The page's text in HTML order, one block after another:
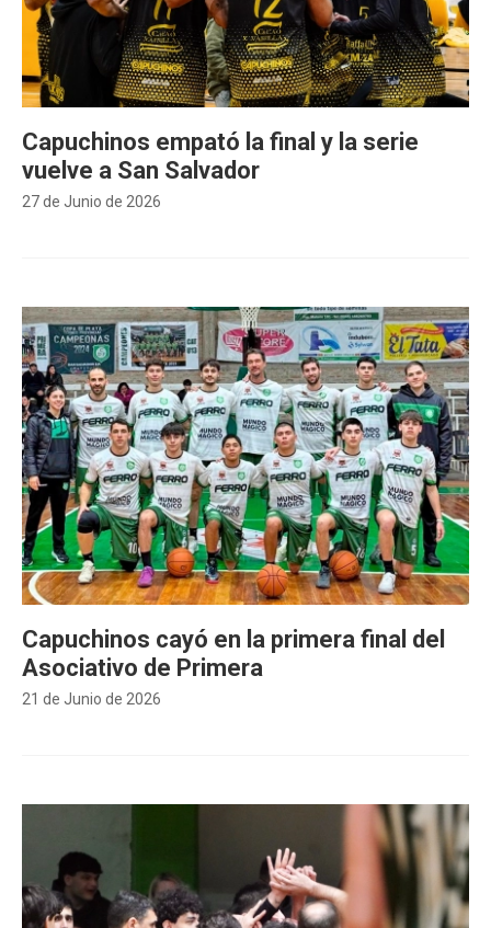
27 de Junio de 2026
Capuchinos empató la final y la serie
vuelve a San Salvador
21 de Junio de 2026
Capuchinos cayó en la primera final del
Asociativo de Primera